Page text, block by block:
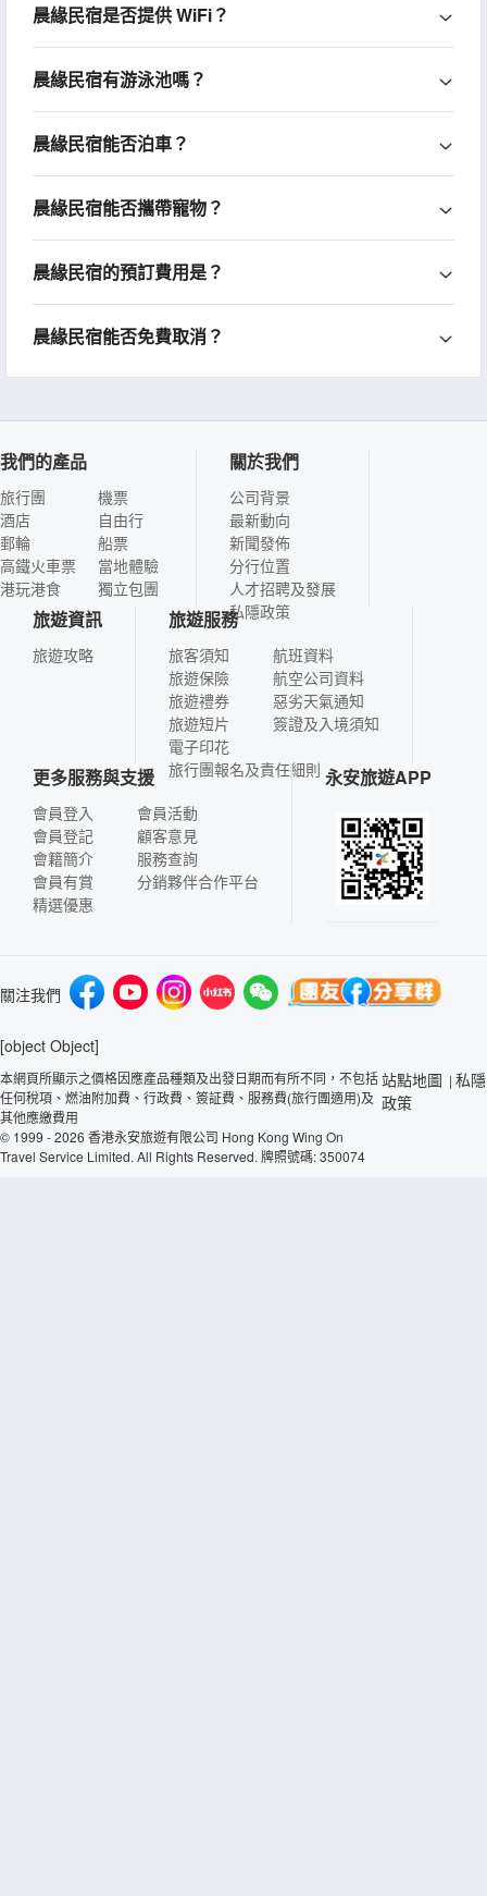
晨緣民宿是否提供 WiFi？
晨緣民宿有游泳池嗎？
晨緣民宿能否泊車？
晨緣民宿能否攜帶寵物？
晨緣民宿的預訂費用是？
晨緣民宿能否免費取消？
我們的產品
旅行團
酒店
郵輪
高鐵火車票
港玩港食
機票
自由行
船票
當地體驗
獨立包團
關於我們
公司背景
最新動向
新聞發佈
分行位置
人才招聘及發展
私隱政策
旅遊資訊
旅遊攻略
旅遊服務
旅客須知
旅遊保險
旅遊禮券
旅遊短片
電子印花
航班資料
航空公司資料
惡劣天氣通知
簽證及入境須知
旅行團報名及責任細則
更多服務與支援
會員登入
會員登記
會籍簡介
會員有賞
精選優惠
會員活動
顧客意見
服務查詢
分銷夥伴合作平台
永安旅遊APP
關注我們
[object Object]
本網頁所顯示之價格因應產品種類及出發日期而有所不同，不包括
任何稅項、燃油附加費、行政費、簽証費、服務費(旅行團適用)及
其他應繳費用
© 1999 - 2026 香港永安旅遊有限公司 Hong Kong Wing On
Travel Service Limited. All Rights Reserved. 牌照號碼: 350074
站點地圖 | 私隱
政策